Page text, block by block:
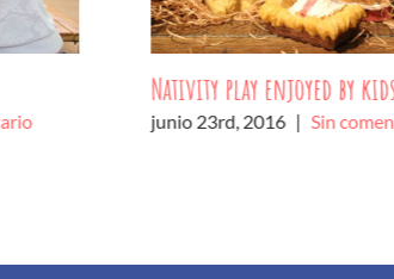
Nativity play enjoyed by
junio 23rd, 2016 | Sin